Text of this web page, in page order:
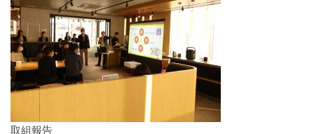
取組報告